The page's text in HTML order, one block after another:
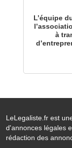
L’équipe
à
LeLegaliste.fr est
d'annonces légales
rédaction des